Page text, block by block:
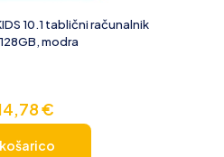
10.1 tablični računalnik
modra
€